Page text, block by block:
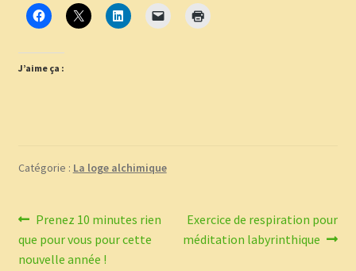
J’aime ça :
Catégorie : La loge alchimique
Navigation
de
Article
précédent :
Prenez 10 minutes rien
que pour vous pour cette
nouvelle année !
Article
suivant :
Exercice de respiration pour
méditation labyrinthique